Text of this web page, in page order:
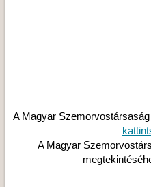
A Magyar
A Magyar